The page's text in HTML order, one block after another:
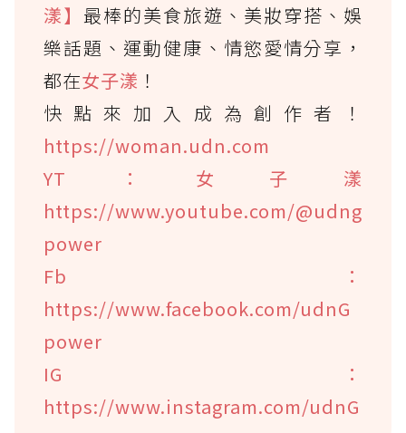
漾】 最棒的美食旅遊、美妝穿搭、娛
樂話題、運動健康、情慾愛情分享，
都在女子漾 ！
快點來加入成為創作者！
https://woman.udn.com
YT：女子漾
https://www.youtube.com/@udng
power
Fb：
https://www.facebook.com/udnG
power
IG：
https://www.instagram.com/udnG